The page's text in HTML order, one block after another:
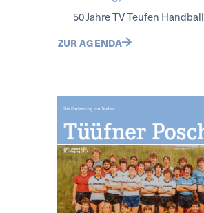
50 Jahre TV Teufen Handball
ZUR AGENDA